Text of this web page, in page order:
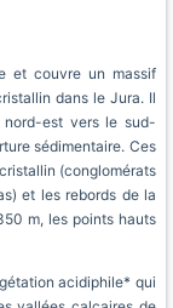
et couvre un massif
dans le Jura. Il
nord-est vers le sud-
sédimentaire. Ces
(conglomérats
et les rebords de la
m, les points hauts
acidiphile* qui